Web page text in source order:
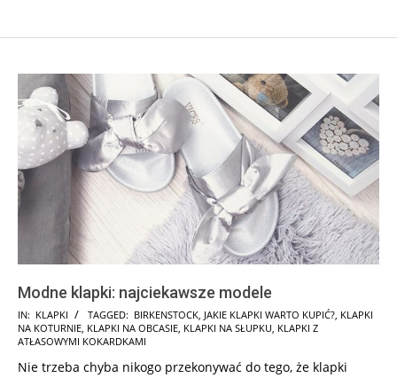
Modne klapki: najciekawsze modele
2025-
08-
IN: KLAPKI TAGGED: BIRKENSTOCK JAKIE KLAPKI WARTO KUPIĆ? KLAPKI
NA KOTURNIE KLAPKI NA OBCASIE KLAPKI NA SŁUPKU KLAPKI Z
ATŁASOWYMI KOKARDKAMI
Nie trzeba chyba nikogo przekonywać do tego, że klapki